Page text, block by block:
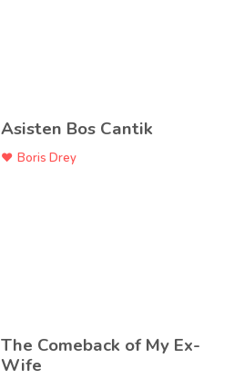
Asisten Bos Cantik
Boris Drey
The Comeback of My Ex-
Wife